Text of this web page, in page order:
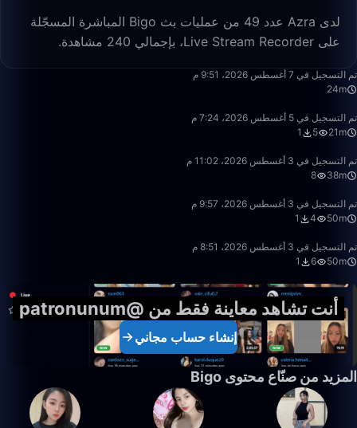
لدى Azra عدد 49 من عمليات بث Bigo المباشرة المسجّلة
على Live Stream Recorder، بإجمالي 240 مشاهدة.
تم التسجيل في 7 أغسطس 2026، 9:51 م
24m
21:21
تم التسجيل في 5 أغسطس 2026، 7:24 م
21m
5
1
38:20
تم التسجيل في 3 أغسطس 2026، 11:02 م
38m
8
50:00
تم التسجيل في 3 أغسطس 2026، 9:57 م
50m
4
1
50:00
تم التسجيل في 3 أغسطس 2026، 8:51 م
50m
6
1
أنت تشاهد معاينة فقط من @patronunum
إنشاء حساب مجاني
المزيد من صنّاع محتوى Bigo